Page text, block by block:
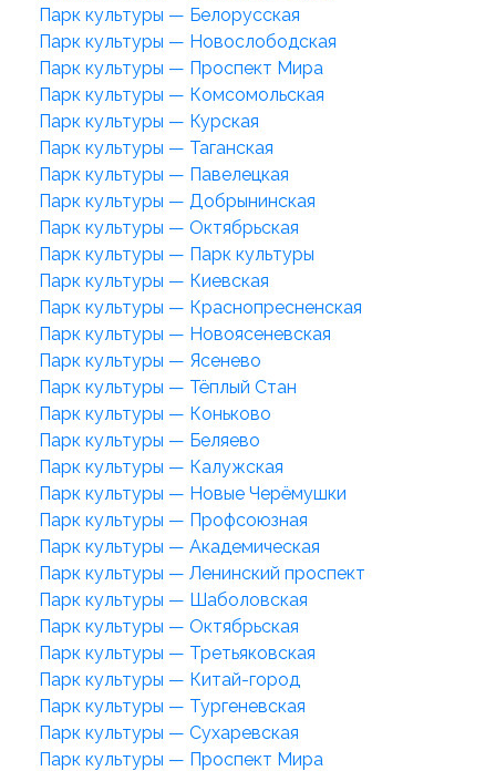
Парк культуры — Белорусская
Парк культуры — Новослободская
Парк культуры — Проспект Мира
Парк культуры — Комсомольская
Парк культуры — Курская
Парк культуры — Таганская
Парк культуры — Павелецкая
Парк культуры — Добрынинская
Парк культуры — Октябрьская
Парк культуры — Парк культуры
Парк культуры — Киевская
Парк культуры — Краснопресненская
Парк культуры — Новоясеневская
Парк культуры — Ясенево
Парк культуры — Тёплый Стан
Парк культуры — Коньково
Парк культуры — Беляево
Парк культуры — Калужская
Парк культуры — Новые Черёмушки
Парк культуры — Профсоюзная
Парк культуры — Академическая
Парк культуры — Ленинский проспект
Парк культуры — Шаболовская
Парк культуры — Октябрьская
Парк культуры — Третьяковская
Парк культуры — Китай-город
Парк культуры — Тургеневская
Парк культуры — Сухаревская
Парк культуры — Проспект Мира